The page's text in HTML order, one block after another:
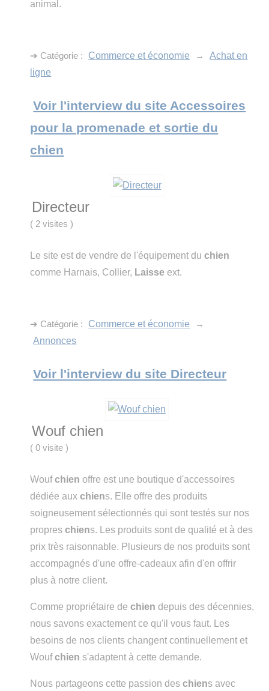
animal.
➔ Catégorie : Commerce et économie →
Achat en
ligne
Voir l'interview du site Accessoires
pour la promenade et sortie du
chien
Directeur
( 2 visites)
Le site est de vendre de l'équipement duchien
comme Harnais, Collier, Laisse ext.
➔ Catégorie : Commerce et économie
→
Annonces
Voir l'interview du site Directeur
Wouf chien
( 0 visite)
Woufchien offre est une boutique d'accessoires
dédiée auxchiens. Elle offre des produits
soigneusement sélectionnés qui sont testés sur nos
propreschiens. Les produits sont de qualité et à des
prix très raisonnable. Plusieurs de nos produits sont
accompagnés d'une offre-cadeaux afin d'en offrir
plus à notre client.
Comme propriétaire dechien depuis des décennies,
nous savons exactement ce qu'il vous faut. Les
besoins de nos clients changent continuellement et
Woufchien s'adaptent à cette demande.
Nous partageons cette passion deschiens avec